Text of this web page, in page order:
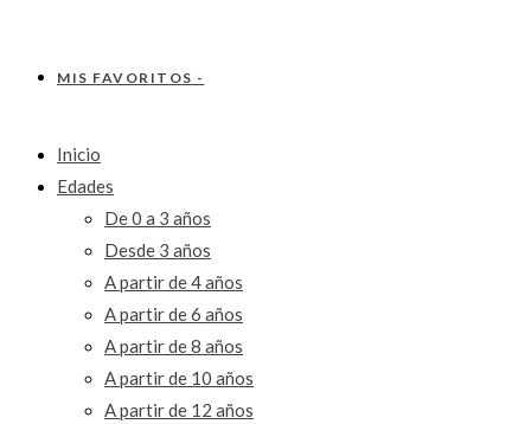
MIS FAVORITOS -
Inicio
Edades
De 0 a 3 años
Desde 3 años
A partir de 4 años
A partir de 6 años
A partir de 8 años
A partir de 10 años
A partir de 12 años